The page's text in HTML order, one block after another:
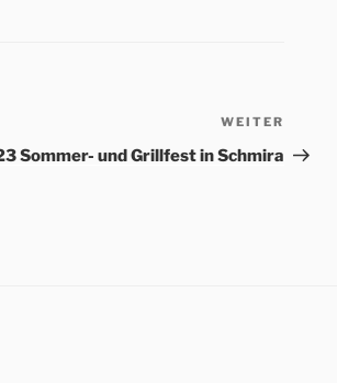
WEITER
Sommer- und Grillfest in Schmira